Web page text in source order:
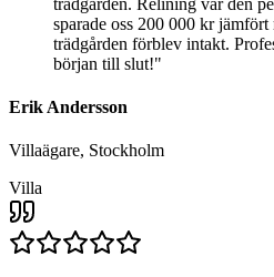
sparade oss 200 000 kr jämfört
trädgården förblev intakt.
början till slut!"
Erik Andersson
Villaägare, Stockholm
Villa